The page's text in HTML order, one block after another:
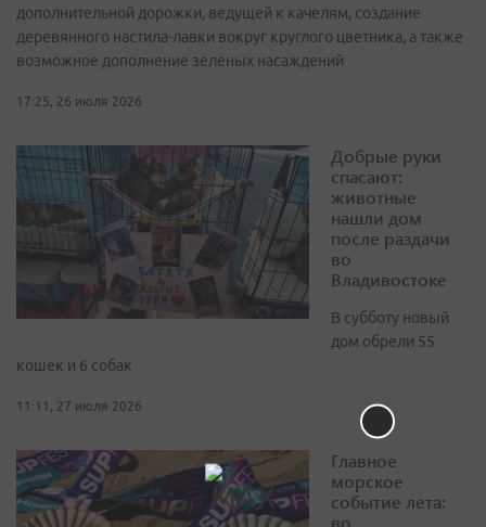
дополнительной дорожки, ведущей к качелям, создание
деревянного настила-лавки вокруг круглого цветника, а также
возможное дополнение зеленых насаждений
17:25, 26 июля 2026
Добрые руки
спасают:
животные
нашли дом
после раздачи
во
Владивостоке
В субботу новый
дом обрели 55
кошек и 6 собак
11:11, 27 июля 2026
Главное
морское
событие лета:
во